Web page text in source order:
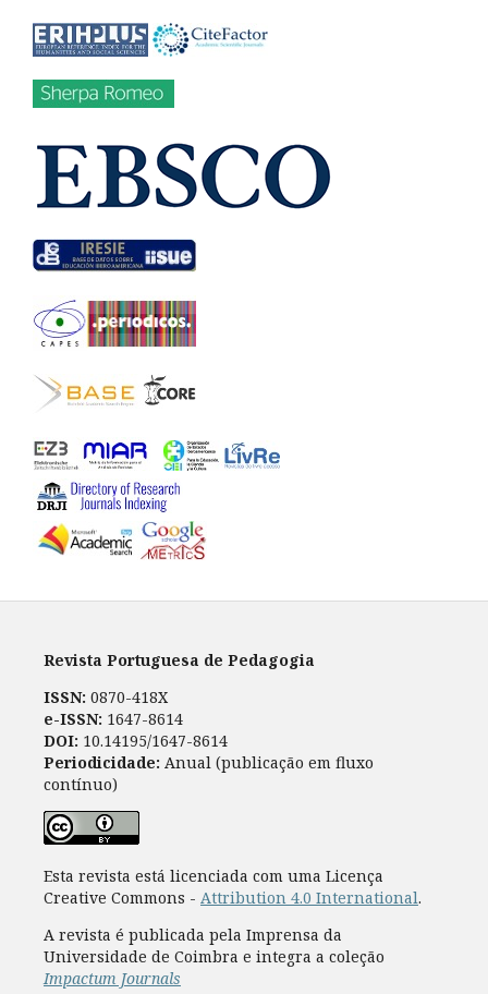
Revista Portuguesa de Pedagogia
ISSN: 0870-418X
e-ISSN: 1647-8614
DOI: 10.14195/1647-8614
Periodicidade: Anual (publicação em fluxo
contínuo)
Esta revista está licenciada com uma Licença
Creative Commons - Attribution 4.0 International.
A revista é publicada pela Imprensa da
Universidade de Coimbra e integra a coleção
Impactum Journals